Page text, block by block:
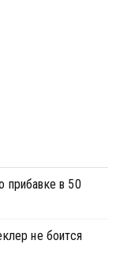
прибавке в 50
не боится